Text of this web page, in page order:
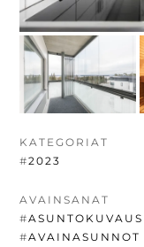
KATEGORIAT
#2023
AVAINSANAT
#ASUNTOKUVAUS
#AVAINASUNNOT